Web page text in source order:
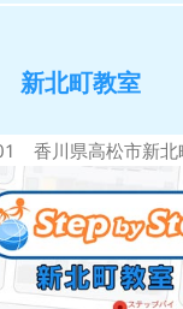
新北町教室
香川県高松市新北